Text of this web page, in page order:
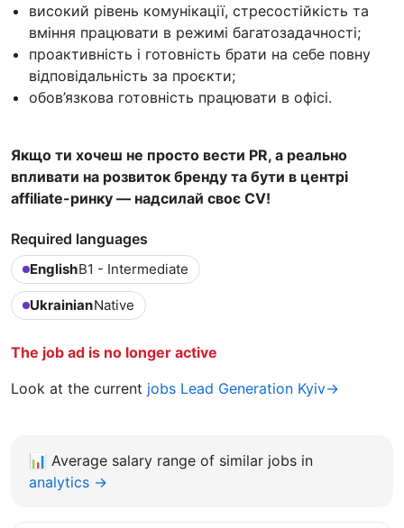
високий рівень комунікації, стресостійкість та
вміння працювати в режимі багатозадачності;
проактивність і готовність брати на себе повну
відповідальність за проєкти;
обов’язкова готовність працювати в офісі.
Якщо ти хочеш не просто вести PR, а реально
впливати на розвиток бренду та бути в центрі
affiliate-ринку — надсилай своє CV!
Required languages
EnglishB1 - Intermediate
UkrainianNative
The job ad is no longer active
Look at the current jobs Lead Generation Kyiv→
📊 Average salary range of similar jobs in
analytics →